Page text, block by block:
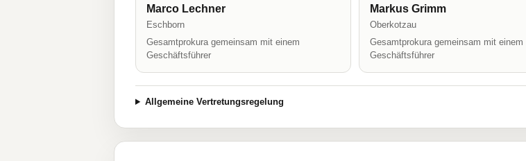
Marco Lechner
Eschborn
Gesamtprokura gemeinsam mit einem
Geschäftsführer
Markus Grimm
Oberkotzau
Gesamtprokura gemeinsam mit einem
Geschäftsführer
Allgemeine Vertretungsregelung